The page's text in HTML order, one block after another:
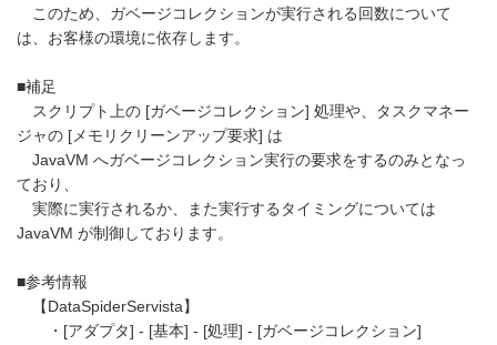
このため、ガベージコレクションが実行される回数について
は、お客様の環境に依存します。
■補足
スクリプト上の [ガベージコレクション] 処理や、タスクマネー
ジャの [メモリクリーンアップ要求] は
JavaVM へガベージコレクション実行の要求をするのみとなっ
ており、
実際に実行されるか、また実行するタイミングについては
JavaVM が制御しております。
■参考情報
【DataSpiderServista】
・[アダプタ] - [基本] - [処理] - [ガベージコレクション]